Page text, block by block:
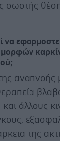
σωστής
να
αναπνοής
άλλους
της